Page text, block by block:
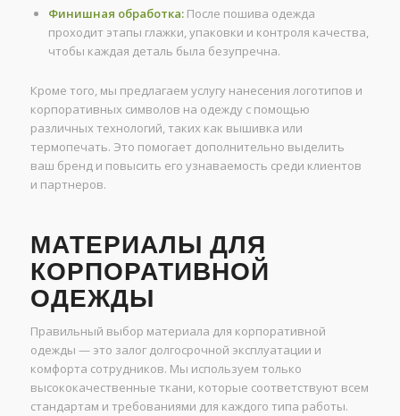
Финишная обработка:После пошива одежда
проходит этапы глажки, упаковки и контроля качества,
чтобы каждая деталь была безупречна.
Кроме того, мы предлагаем услугу нанесения логотипов и
корпоративных символов на одежду с помощью
различных технологий, таких как вышивка или
термопечать. Это помогает дополнительно выделить
ваш бренд и повысить его узнаваемость среди клиентов
и партнеров.
МАТЕРИАЛЫ ДЛЯ
КОРПОРАТИВНОЙ
ОДЕЖДЫ
Правильный выбор материала для корпоративной
одежды — это залог долгосрочной эксплуатации и
комфорта сотрудников. Мы используем только
высококачественные ткани, которые соответствуют всем
стандартам и требованиями для каждого типа работы.